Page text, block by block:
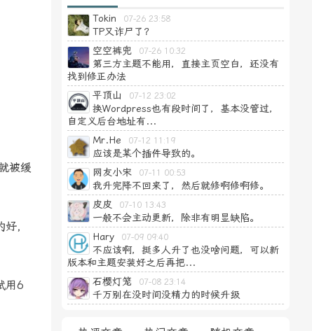
被缓
，
用6
Tokin 07-26 23:58
TP又诈尸了？
空空裤兜
07-26 10:32
第三方主题不能用，直接主页空白，还没有
找到修正办法
平顶山
07-12 23:02
换Wordpress也有段时间了，基本没管过，
自定义后台地址有...
Mr.He
07-12 11:19
应该是某个插件导致的。
网友小宋
07-11 00:53
我升完降不回来了，然后就修啊修啊修。
皮皮
07-10 13:43
一般不会主动更新，除非有明显缺陷。
Hary
07-09 09:40
不应该啊，挺多人升了也没啥问题，可以新
版本和主题安装好之后再把...
石樱灯笼
07-08 23:14
千万别在没时间没精力的时候升级